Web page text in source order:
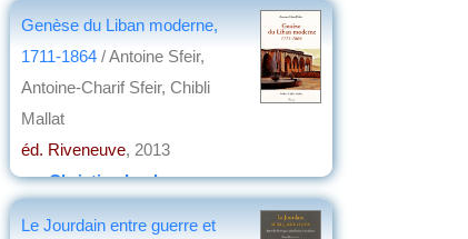
Genèse du Liban moderne,
1711-1864 / Antoine Sfeir,
Antoine-Charif Sfeir, Chibli
Mallat
éd. Riveneuve, 2013
parChristian Lochon
Le Jourdain entre guerre et